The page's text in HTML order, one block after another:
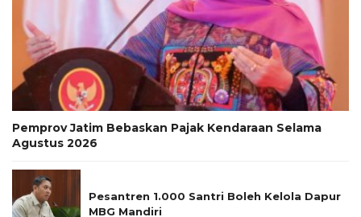
Pemprov Jatim Bebaskan Pajak Kendaraan Selama
Agustus 2026
Pesantren 1.000 Santri Boleh Kelola Dapur
MBG Mandiri